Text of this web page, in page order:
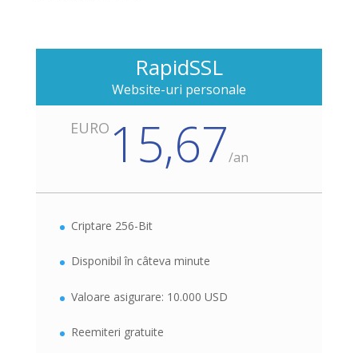
RapidSSL
Website-uri personale
EURO 15,67/an
Criptare 256-Bit
Disponibil în câteva minute
Valoare asigurare: 10.000 USD
Reemiteri gratuite